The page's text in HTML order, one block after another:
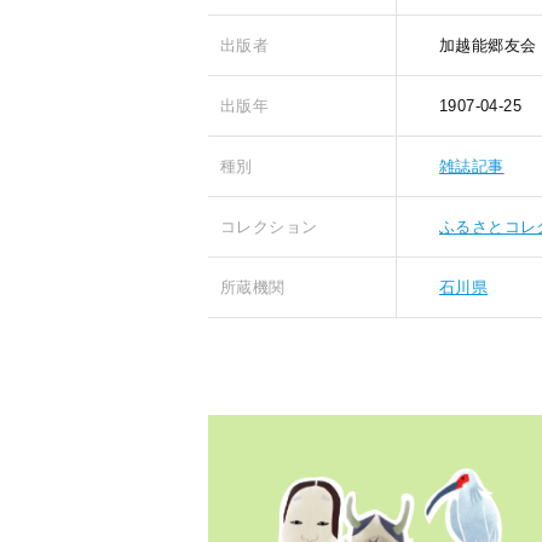
出版者 加越能郷友会
出版年 1907-04-25
種別 雑誌記事
コレクション ふるさとコレ
所蔵機関 石川県